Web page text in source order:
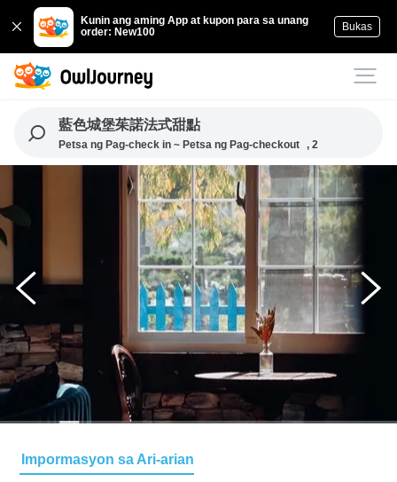
Kunin ang aming App at kupon para sa unang
order: New100
Bukas
藍色城堡茱諾法式甜點
Petsa ng Pag-check in ~ Petsa ng Pag-checkout , 2
Impormasyon sa Ari-arian